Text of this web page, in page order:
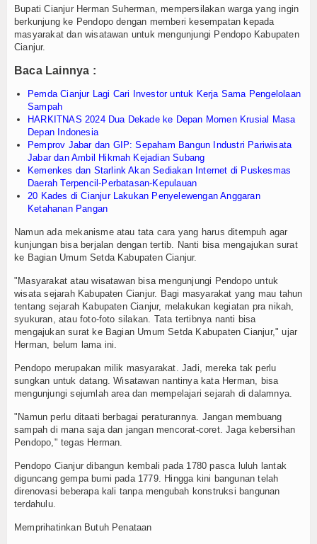
Bupati Cianjur Herman Suherman, mempersilakan warga yang ingin
berkunjung ke Pendopo dengan memberi kesempatan kepada
masyarakat dan wisatawan untuk mengunjungi Pendopo Kabupaten
Cianjur.
Baca Lainnya :
Pemda Cianjur Lagi Cari Investor untuk Kerja Sama Pengelolaan
Sampah
HARKITNAS 2024 Dua Dekade ke Depan Momen Krusial Masa
Depan Indonesia
Pemprov Jabar dan GIP: Sepaham Bangun Industri Pariwisata
Jabar dan Ambil Hikmah Kejadian Subang
Kemenkes dan Starlink Akan Sediakan Internet di Puskesmas
Daerah Terpencil-Perbatasan-Kepulauan
20 Kades di Cianjur Lakukan Penyelewengan Anggaran
Ketahanan Pangan
Namun ada mekanisme atau tata cara yang harus ditempuh agar
kunjungan bisa berjalan dengan tertib. Nanti bisa mengajukan surat
ke Bagian Umum Setda Kabupaten Cianjur.
"Masyarakat atau wisatawan bisa mengunjungi Pendopo untuk
wisata sejarah Kabupaten Cianjur. Bagi masyarakat yang mau tahun
tentang sejarah Kabupaten Cianjur, melakukan kegiatan pra nikah,
syukuran, atau foto-foto silakan. Tata tertibnya nanti bisa
mengajukan surat ke Bagian Umum Setda Kabupaten Cianjur," ujar
Herman, belum lama ini.
Pendopo merupakan milik masyarakat. Jadi, mereka tak perlu
sungkan untuk datang. Wisatawan nantinya kata Herman, bisa
mengunjungi sejumlah area dan mempelajari sejarah di dalamnya.
"Namun perlu ditaati berbagai peraturannya. Jangan membuang
sampah di mana saja dan jangan mencorat-coret. Jaga kebersihan
Pendopo," tegas Herman.
Pendopo Cianjur dibangun kembali pada 1780 pasca luluh lantak
diguncang gempa bumi pada 1779. Hingga kini bangunan telah
direnovasi beberapa kali tanpa mengubah konstruksi bangunan
terdahulu.
Memprihatinkan Butuh Penataan